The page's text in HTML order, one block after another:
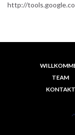
http://
TEAM
KONTAKT